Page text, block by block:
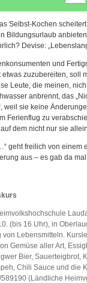
Selbst-Kochen
Bildungsurlaub
Devise:
und
zuzubereiten, soll
Leute, die meinen,
anbrennt, das
weil sie keine
Ferienflug zu
dem nicht nur sie
geht freilich von einem
aus – es gab da
(bis 16 Uhr), in
von Lebensmitteln.
Gemüse aller Art,
Bier, Sauerteigbrot,
Chili Sauce und die
(Ländliche